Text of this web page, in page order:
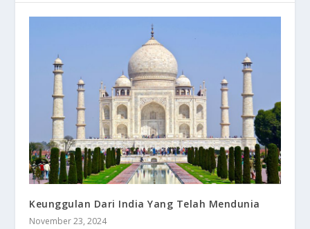
Keunggulan Dari India Yang Telah Mendunia
November 23, 2024